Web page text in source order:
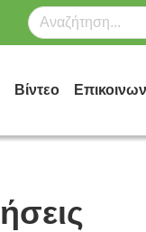
Βίντεο